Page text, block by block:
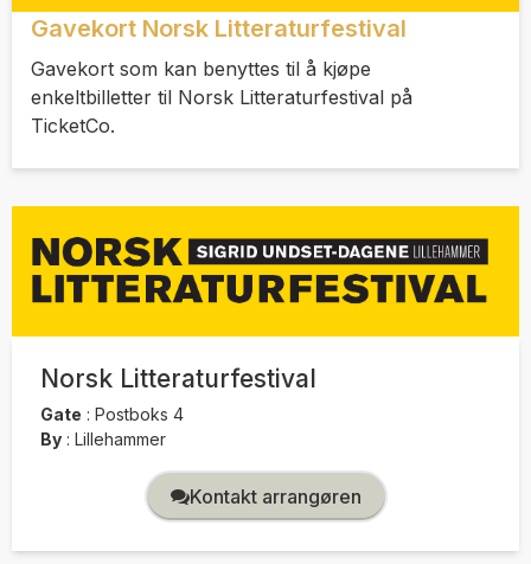
Gavekort Norsk Litteraturfestival
Gavekort som kan benyttes til å kjøpe
enkeltbilletter til Norsk Litteraturfestival på
TicketCo.
Norsk Litteraturfestival
Gate : Postboks 4
By : Lillehammer
Kontakt arrangøren